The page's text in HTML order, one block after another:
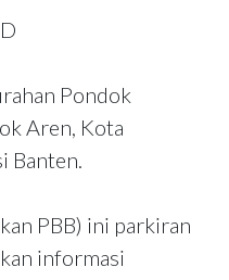
Pondok
Aren, Kota
Banten.
PBB) ini parkiran
informasi